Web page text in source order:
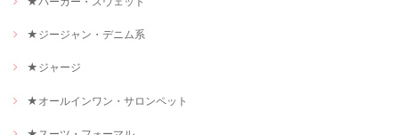
★ジージャン・デニム系
★ジャージ
★オールインワン・サロンペット